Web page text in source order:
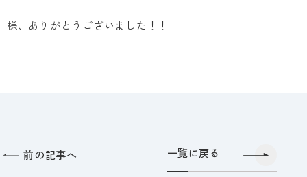
T様、ありがとうございました！！
前の記事へ 一覧に戻る